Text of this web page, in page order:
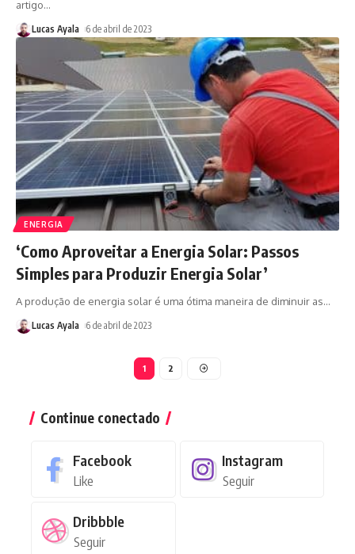
artigo…
Lucas Ayala 6 de abril de 2023
ENERGIA
‘Como Aproveitar a Energia Solar: Passos
Simples para Produzir Energia Solar’
A produção de energia solar é uma ótima maneira de diminuir as…
Lucas Ayala 6 de abril de 2023
1 2
Continue conectado
Facebook
Like
Instagram
Seguir
Dribbble
Seguir